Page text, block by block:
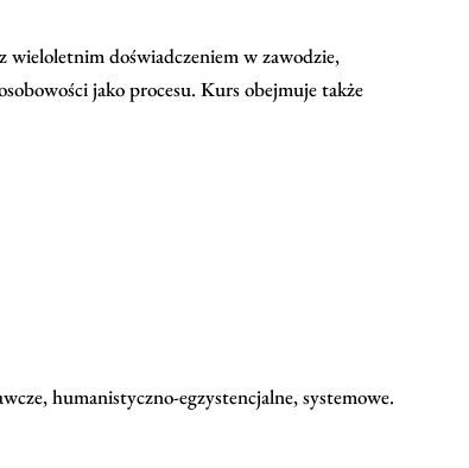
wieloletnim doświadczeniem w zawodzie,
jako procesu. Kurs obejmuje także
humanistyczno-egzystencjalne, systemowe.